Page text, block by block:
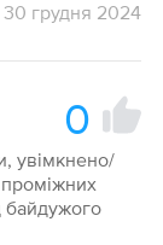
30 грудня 2024
0
увімкнено/
байдужого